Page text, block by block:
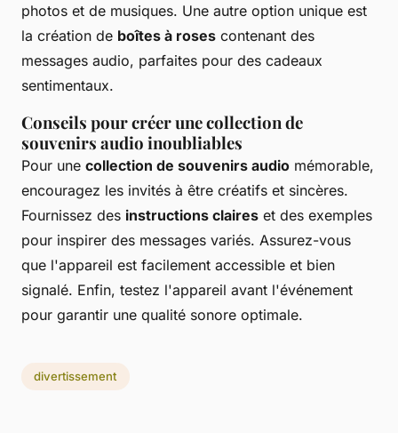
photos et de musiques. Une autre option unique est
la création de boîtes à roses contenant des
messages audio, parfaites pour des cadeaux
sentimentaux.
Conseils pour créer une collection de
souvenirs audio inoubliables
Pour une collection de souvenirs audio mémorable,
encouragez les invités à être créatifs et sincères.
Fournissez des instructions claires et des exemples
pour inspirer des messages variés. Assurez-vous
que l'appareil est facilement accessible et bien
signalé. Enfin, testez l'appareil avant l'événement
pour garantir une qualité sonore optimale.
divertissement